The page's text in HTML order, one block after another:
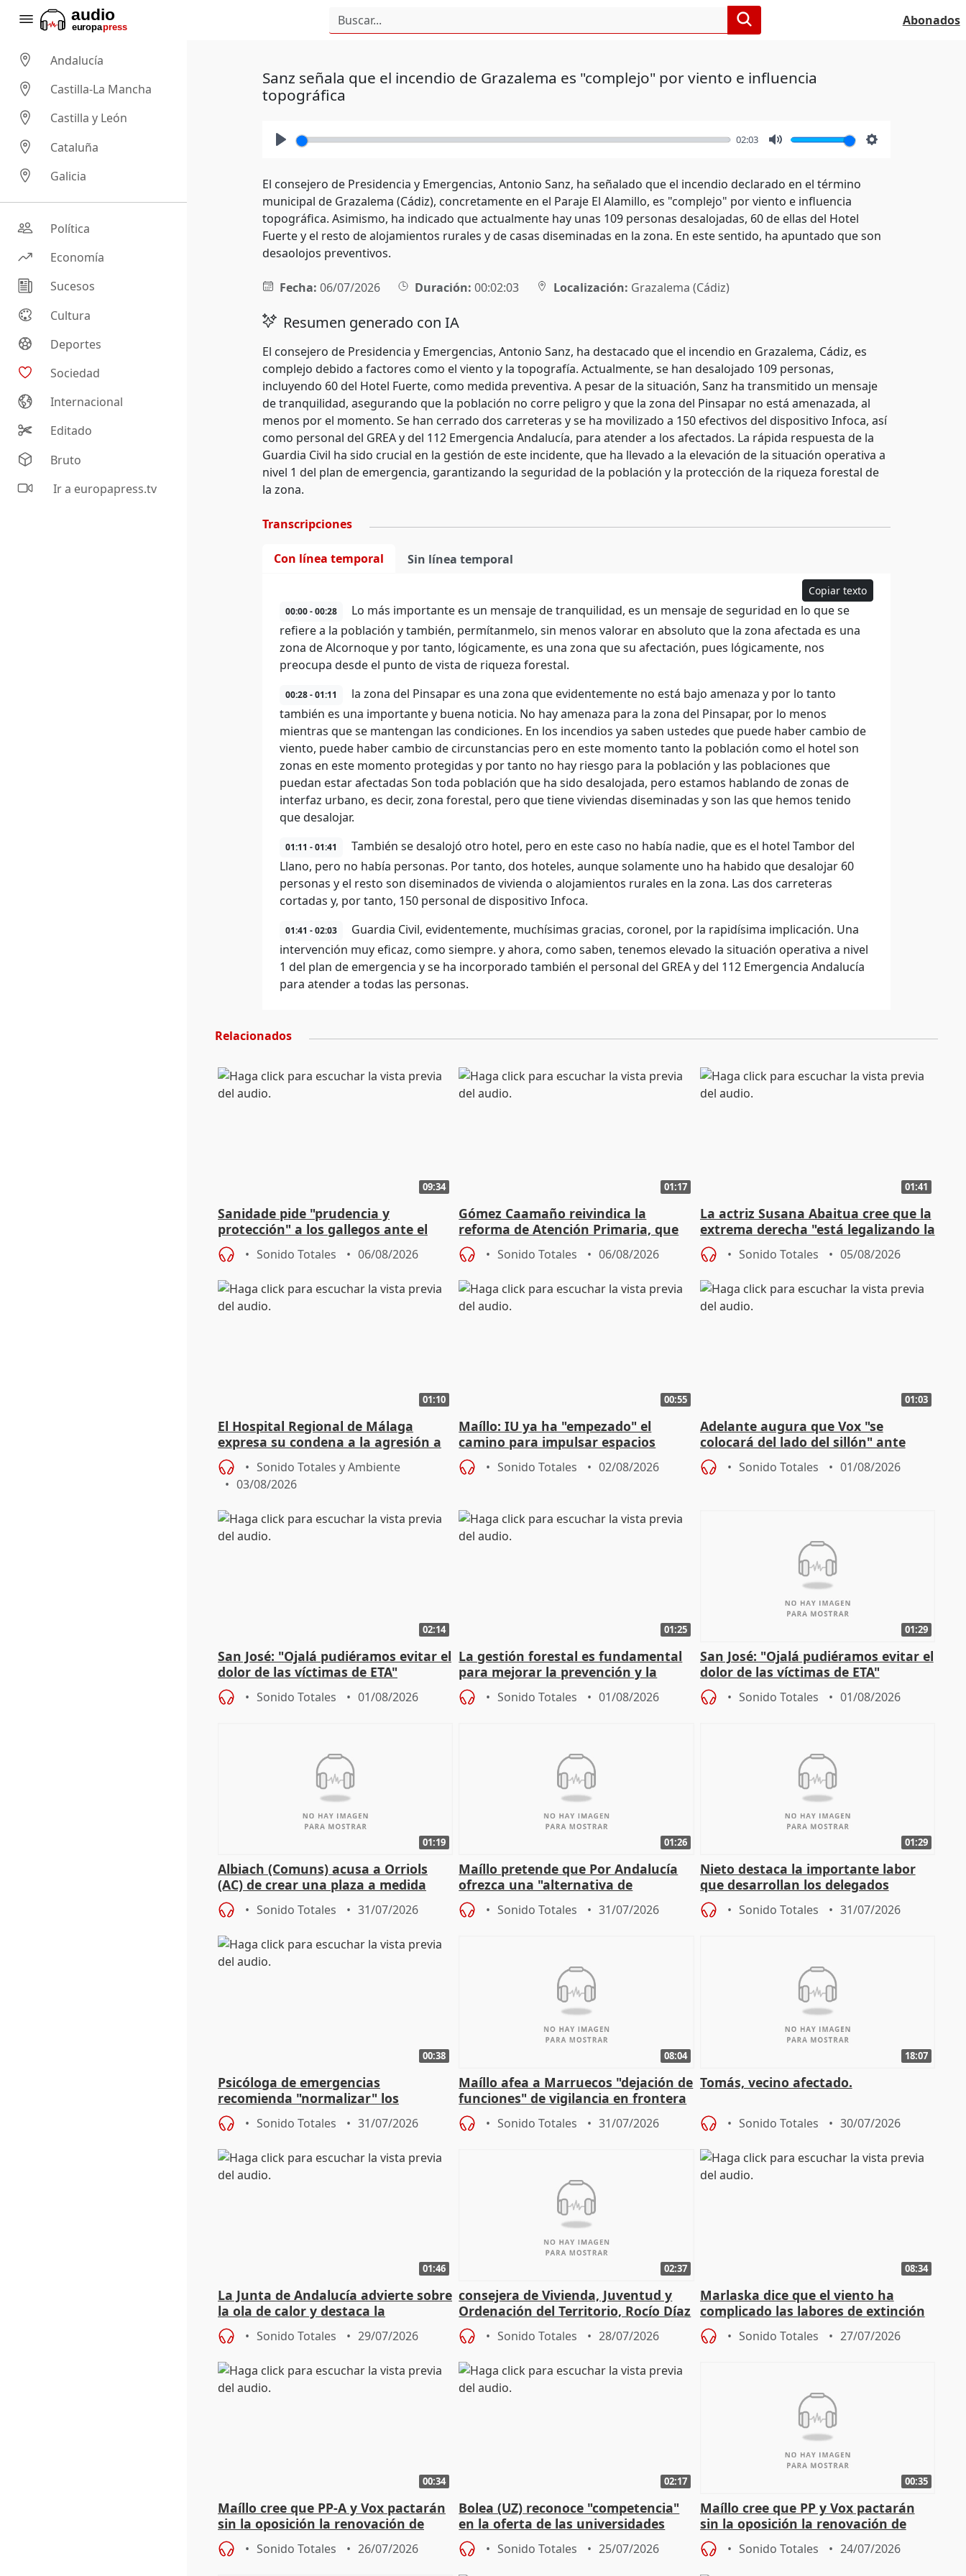
Abonados
Andalucía
Castilla-La Mancha
Castilla y León
Cataluña
Galicia
Política
Economía
Sucesos
Cultura
Deportes
Sociedad
Internacional
Editado
Bruto
Ir a europapress.tv
Sanz señala que el incendio de Grazalema es "complejo" por viento e influencia
topográfica
02:03
El consejero de Presidencia y Emergencias, Antonio Sanz, ha señalado que el incendio declarado en el término
municipal de Grazalema (Cádiz), concretamente en el Paraje El Alamillo, es "complejo" por viento e influencia
topográfica. Asimismo, ha indicado que actualmente hay unas 109 personas desalojadas, 60 de ellas del Hotel
Fuerte y el resto de alojamientos rurales y de casas diseminadas en la zona. En este sentido, ha apuntado que son
desaolojos preventivos.
Fecha: 06/07/2026 Duración: 00:02:03 Localización: Grazalema (Cádiz)
Resumen generado con IA
El consejero de Presidencia y Emergencias, Antonio Sanz, ha destacado que el incendio en Grazalema, Cádiz, es
complejo debido a factores como el viento y la topografía. Actualmente, se han desalojado 109 personas,
incluyendo 60 del Hotel Fuerte, como medida preventiva. A pesar de la situación, Sanz ha transmitido un mensaje
de tranquilidad, asegurando que la población no corre peligro y que la zona del Pinsapar no está amenazada, al
menos por el momento. Se han cerrado dos carreteras y se ha movilizado a 150 efectivos del dispositivo Infoca, así
como personal del GREA y del 112 Emergencia Andalucía, para atender a los afectados. La rápida respuesta de la
Guardia Civil ha sido crucial en la gestión de este incidente, que ha llevado a la elevación de la situación operativa a
nivel 1 del plan de emergencia, garantizando la seguridad de la población y la protección de la riqueza forestal de
la zona.
Transcripciones
Con línea temporal Sin línea temporal
Copiar texto
00:00 - 00:28
Lo más importante es un mensaje de tranquilidad, es un mensaje de seguridad en lo que se
refiere a la población y también, permítanmelo, sin menos valorar en absoluto que la zona afectada es una
zona de Alcornoque y por tanto, lógicamente, es una zona que su afectación, pues lógicamente, nos
preocupa desde el punto de vista de riqueza forestal.
00:28 - 01:11
la zona del Pinsapar es una zona que evidentemente no está bajo amenaza y por lo tanto
también es una importante y buena noticia. No hay amenaza para la zona del Pinsapar, por lo menos
mientras que se mantengan las condiciones. En los incendios ya saben ustedes que puede haber cambio de
viento, puede haber cambio de circunstancias pero en este momento tanto la población como el hotel son
zonas en este momento protegidas y por tanto no hay riesgo para la población y las poblaciones que
puedan estar afectadas Son toda población que ha sido desalojada, pero estamos hablando de zonas de
interfaz urbano, es decir, zona forestal, pero que tiene viviendas diseminadas y son las que hemos tenido
que desalojar.
01:11 - 01:41
También se desalojó otro hotel, pero en este caso no había nadie, que es el hotel Tambor del
Llano, pero no había personas. Por tanto, dos hoteles, aunque solamente uno ha habido que desalojar 60
personas y el resto son diseminados de vivienda o alojamientos rurales en la zona. Las dos carreteras
cortadas y, por tanto, 150 personal de dispositivo Infoca.
01:41 - 02:03
Guardia Civil, evidentemente, muchísimas gracias, coronel, por la rapidísima implicación. Una
intervención muy eficaz, como siempre. y ahora, como saben, tenemos elevado la situación operativa a nivel
1 del plan de emergencia y se ha incorporado también el personal del GREA y del 112 Emergencia Andalucía
para atender a todas las personas.
Relacionados
09:34
Sanidade pide "prudencia y
protección" a los gallegos ante el
eclipse del 12 de agosto
Sonido Totales 06/08/2026
01:17
Gómez Caamaño reivindica la
reforma de Atención Primaria, que
reforzará la autogestión
Sonido Totales 06/08/2026
01:41
La actriz Susana Abaitua cree que la
extrema derecha "está legalizando la
homofobia"
Sonido Totales 05/08/2026
01:10
El Hospital Regional de Málaga
expresa su condena a la agresión a
dos enfermeras de Urgencias
Sonido Totales y Ambiente
03/08/2026
00:55
Maíllo: IU ya ha "empezado" el
camino para impulsar espacios
unitarios para las municipales
Sonido Totales 02/08/2026
01:03
Adelante augura que Vox "se
colocará del lado del sillón" ante
iniciativas de la oposición
Sonido Totales 01/08/2026
02:14
San José: "Ojalá pudiéramos evitar el
dolor de las víctimas de ETA"
Sonido Totales 01/08/2026
01:25
La gestión forestal es fundamental
para mejorar la prevención y la
actuación frente a incendios
Sonido Totales 01/08/2026
01:29
San José: "Ojalá pudiéramos evitar el
dolor de las víctimas de ETA"
Sonido Totales 01/08/2026
01:19
Albiach (Comuns) acusa a Orriols
(AC) de crear una plaza a medida
para su hija en Ripoll (Girona)
Sonido Totales 31/07/2026
01:26
Maíllo pretende que Por Andalucía
ofrezca una "alternativa de
gobierno" con su labor de oposición
Sonido Totales 31/07/2026
01:29
Nieto destaca la importante labor
que desarrollan los delegados
territoriales de la Junta
Sonido Totales 31/07/2026
00:38
Psicóloga de emergencias
recomienda "normalizar" los
síntomas tras sufrir un incendio
Sonido Totales 31/07/2026
08:04
Maíllo afea a Marruecos "dejación de
funciones" de vigilancia en frontera
con Ceuta
Sonido Totales 31/07/2026
18:07
Tomás, vecino afectado.
Sonido Totales 30/07/2026
01:46
La Junta de Andalucía advierte sobre
la ola de calor y destaca la
importancia de la prevención
Sonido Totales 29/07/2026
02:37
consejera de Vivienda, Juventud y
Ordenación del Territorio, Rocío Díaz
Sonido Totales 28/07/2026
08:34
Marlaska dice que el viento ha
complicado las labores de extinción
durante la madrugada
Sonido Totales 27/07/2026
00:34
Maíllo cree que PP-A y Vox pactarán
sin la oposición la renovación de
órganos como el Defensor
Sonido Totales 26/07/2026
02:17
Bolea (UZ) reconoce "competencia"
en la oferta de las universidades
privadas
Sonido Totales 25/07/2026
00:35
Maíllo cree que PP y Vox pactarán
sin la oposición la renovación de
órganos como el Defensor
Sonido Totales 24/07/2026